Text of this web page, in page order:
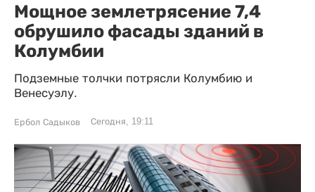
Мощное землетрясение 7,4
обрушило фасады зданий в
Колумбии
Подземные толчки потрясли Колумбию и
Венесуэлу.
Ербол Садыков Сегодня, 19:11